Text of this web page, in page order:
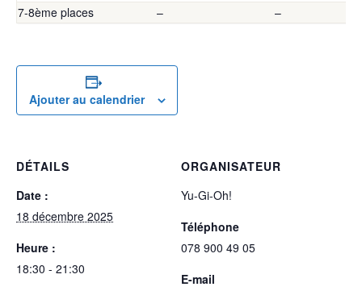
7-8ème places
– –
Ajouter au calendrier
DÉTAILS
Date :
18 décembre 2025
Heure :
18:30 - 21:30
ORGANISATEUR
Yu-Gi-Oh!
Téléphone
078 900 49 05
E-mail